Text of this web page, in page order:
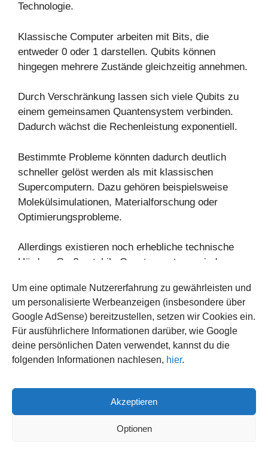
Um eine optimale Nutzererfahrung zu gewährleisten und
um personalisierte Werbeanzeigen (insbesondere über
Google AdSense) bereitzustellen, setzen wir Cookies ein.
Für ausführlichere Informationen darüber, wie Google
deine persönlichen Daten verwendet, kannst du die
folgenden Informationen nachlesen, hier.
Akzeptieren
Optionen
Technologie.
Klassische Computer arbeiten mit Bits, die
entweder 0 oder 1 darstellen. Qubits können
hingegen mehrere Zustände gleichzeitig annehmen.
Durch Verschränkung lassen sich viele Qubits zu
einem gemeinsamen Quantensystem verbinden.
Dadurch wächst die Rechenleistung exponentiell.
Bestimmte Probleme könnten dadurch deutlich
schneller gelöst werden als mit klassischen
Supercomputern. Dazu gehören beispielsweise
Molekülsimulationen, Materialforschung oder
Optimierungsprobleme.
Allerdings existieren noch erhebliche technische
Hürden. Große stabile Quantensysteme sind
Trotzdem investieren Staaten und Unternehmen
weltweit enorme Summen in diese Technologie.
Reale Anwendungen außerhalb der
Forschung
Laborthema mehr. Erste praktische Anwendungen
entstehen bereits heute.